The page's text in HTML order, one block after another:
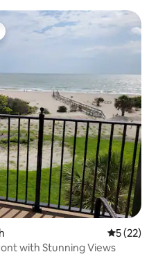
huéspedes
5 (22)
with Stunning Views